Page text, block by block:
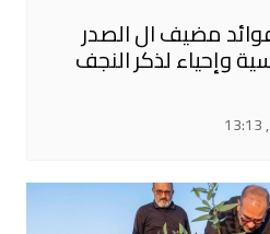
مضيف ال الصدر
وإحياء لذكر النجف